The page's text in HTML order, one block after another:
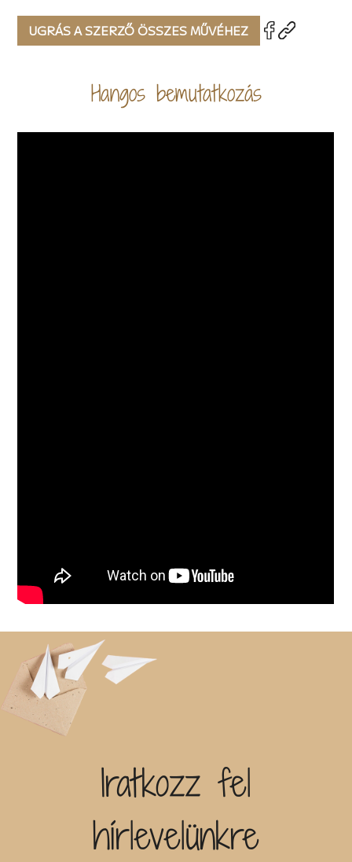
UGRÁS A SZERZŐ ÖSSZES MŰVÉHEZ
Hangos bemutatkozás
Iratkozz fel
hírlevelünkre